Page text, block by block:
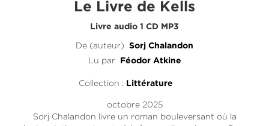
Le Livre de Kells
Livre audio 1 CD MP3
De (auteur) Sorj Chalandon
Lu par Féodor Atkine
Collection : Littérature
octobre 2025
Sorj Chalandon livre un roman bouleversant où la